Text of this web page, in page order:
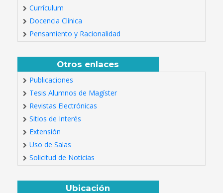
Currículum
Docencia Clínica
Pensamiento y Racionalidad
Otros enlaces
Publicaciones
Tesis Alumnos de Magíster
Revistas Electrónicas
Sitios de Interés
Extensión
Uso de Salas
Solicitud de Noticias
Ubicación